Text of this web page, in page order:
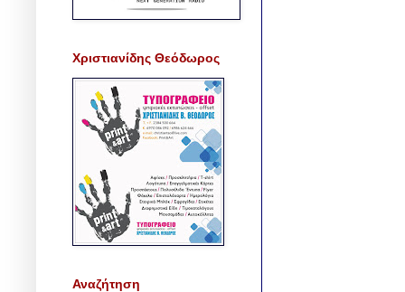
Χριστιανίδης Θεόδωρος
Αναζήτηση